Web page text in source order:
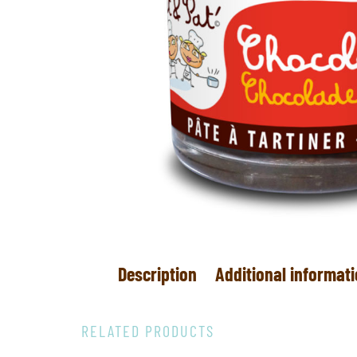
Description Additional
RELATED PRODUCTS